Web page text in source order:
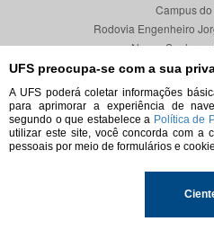
UFS preocupa-se com a sua
A UFS poderá coletar informações
para aprimorar a experiência de
segundo o que estabelece a Política de
utilizar este site, você concorda com a
pessoais por meio de formulários e
Campus
Rodovia Engenheiro
Nossa Senhora
CEP
© 2026. Todos os
Universidade